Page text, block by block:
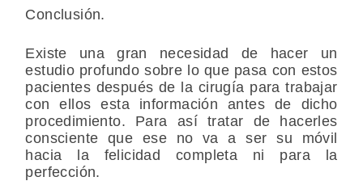
Conclusión.
Existe una gran necesidad de hacer un
estudio profundo sobre lo que pasa con estos
pacientes después de la cirugía para trabajar
con ellos esta información antes de dicho
procedimiento. Para así tratar de hacerles
consciente que ese no va a ser su móvil
hacia la felicidad completa ni para la
perfección.